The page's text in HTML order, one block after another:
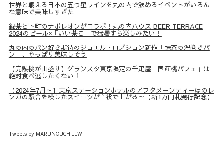
世界と戦える日本の五つ星ワインを丸の内で飲めるイベントがいろん
な意味で美味しすぎた
緑茶と下町のナポレオンがコラボ！丸の内ハウス BEER TERRACE
2024のビール×「いい茶こ」で猛暑すら楽しみたい！
丸の内のパン好き期待のジョエル・ロブション新作「抹茶の渦巻きパ
ン」、やっぱり美味しそう
【完熟桃が山盛り】グランスタ東京限定の千疋屋「国産桃パフェ」は
絶対食べ逃したくない！
【2024年7月～】東京ステーションホテルのアフタヌーンティーはのレ
ンガの駅舎を模したスイーツが主役で上がる～【新1万円札発行記念】
Tweets by MARUNOUCHI_LW